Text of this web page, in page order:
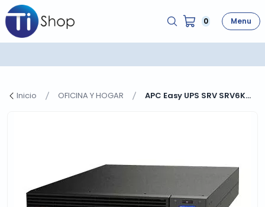
0 Menu
Inicio OFICINA Y HOGAR APC Easy UPS SRV SRV6K...